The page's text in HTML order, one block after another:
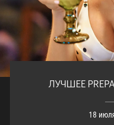
ЛУЧШЕЕ
18